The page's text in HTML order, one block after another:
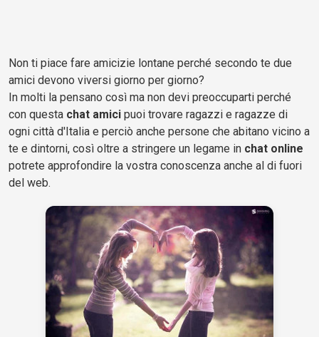
Non ti piace fare amicizie lontane perché secondo te due
amici devono viversi giorno per giorno?
In molti la pensano così ma non devi preoccuparti perché
con questa chat amici puoi trovare ragazzi e ragazze di
ogni città d'Italia e perciò anche persone che abitano vicino a
te e dintorni, così oltre a stringere un legame in chat online
potrete approfondire la vostra conoscenza anche al di fuori
del web.